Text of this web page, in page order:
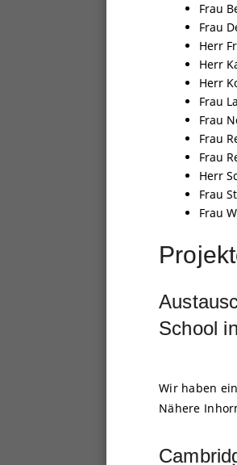
Frau
Frau
Herr
Herr
Herr
Frau
Frau
Frau
Frau
Herr
Frau
Frau
School
Wir haben
Nähere